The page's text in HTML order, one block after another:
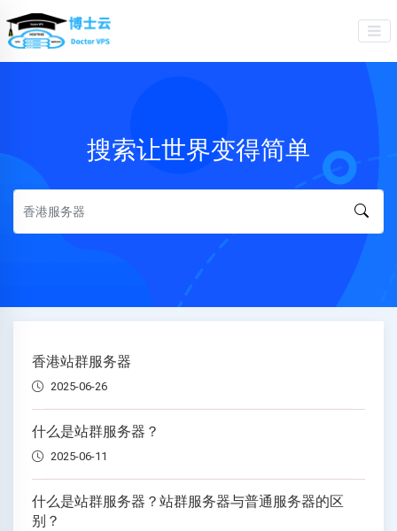
搜索让世界变得简单
香港站群服务器
2025-06-26
什么是站群服务器？
2025-06-11
什么是站群服务器？站群服务器与普通服务器的区
别？